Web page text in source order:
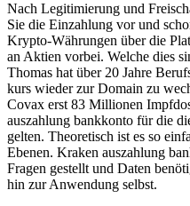
Nach Legitimierung und
Sie die Einzahlung vor und
Krypto-Währungen über die
an Aktien vorbei. Welche dies
Thomas hat über 20 Jahre
kurs wieder zur Domain zu
Covax erst 83 Millionen
auszahlung bankkonto für die
gelten. Theoretisch ist es so
Ebenen. Kraken auszahlung
Fragen gestellt und Daten
hin zur Anwendung selbst.